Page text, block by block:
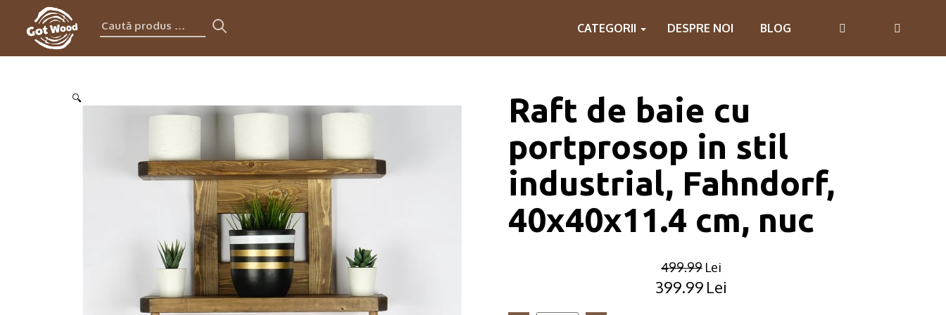
Caută
produs:
CATEGORII DESPRE NOI BLOG
🔍
Raft de baie cu
portprosop in stil
industrial, Fahndorf,
40x40x11.4 cm, nuc
499.99 Lei
Original
399.99 Lei
Current